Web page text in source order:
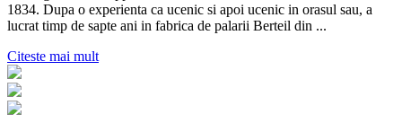
1834. Dupa o experienta ca ucenic si apoi ucenic in orasul sau, a
lucrat timp de sapte ani in fabrica de palarii Berteil din ...
Citeste mai mult